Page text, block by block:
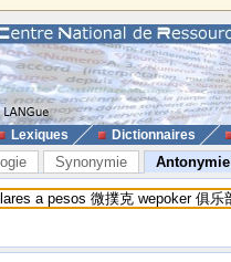
Lexiques Dictionnaires
Synonymie Antonymie